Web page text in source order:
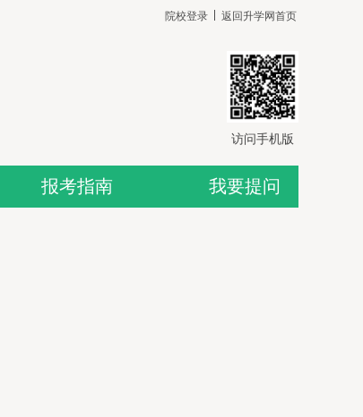
院校登录 返回升学网首页
访问手机版
报考指南 我要提问